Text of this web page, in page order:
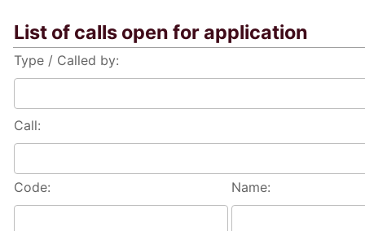
List of calls open for application
Type / Called by:
Call:
Code: Name: